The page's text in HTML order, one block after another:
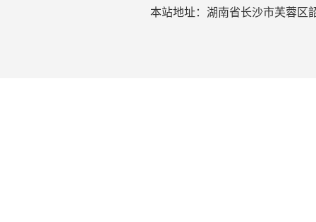
本站地址：湖南省长沙市芙蓉区